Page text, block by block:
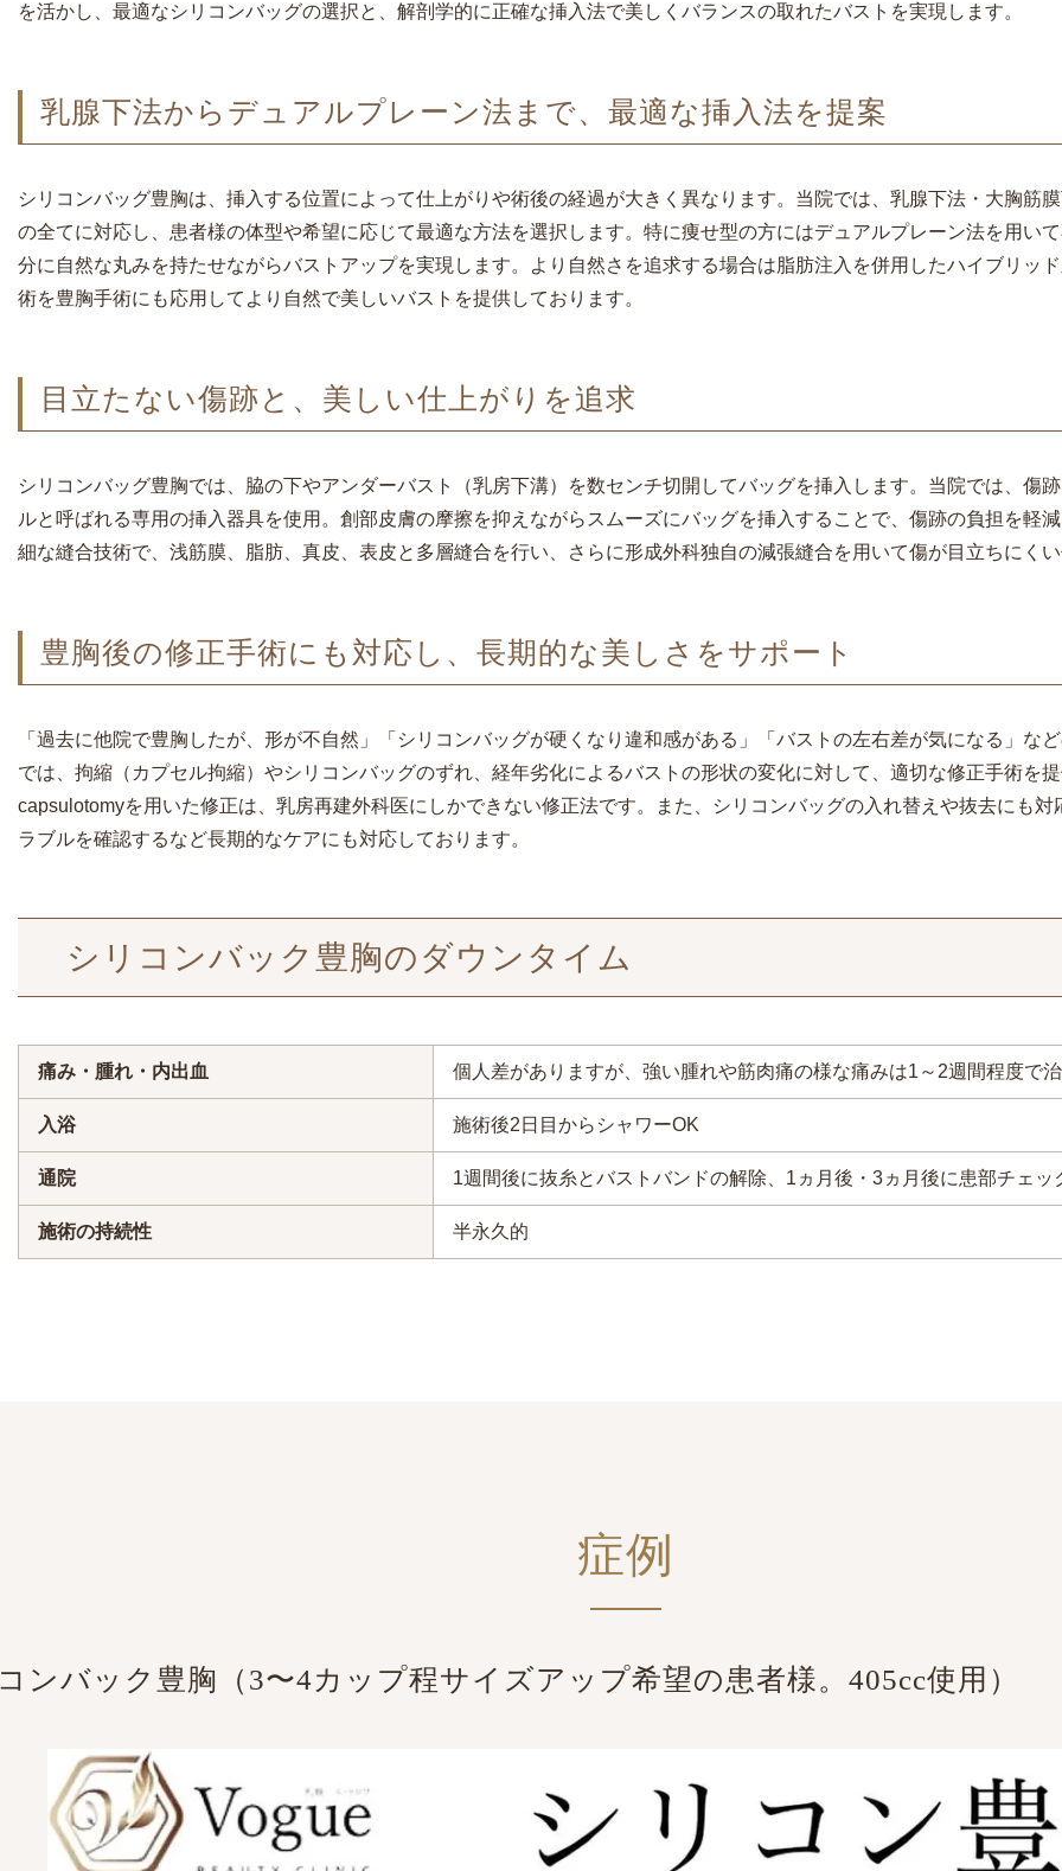
を活かし、最適なシリコンバッグの選択と、解剖学的に正確な挿入法で美しくバランスの取れたバストを実現します。
乳腺下法からデュアルプレーン法まで、最適な挿入法を提案
シリコンバッグ豊胸は、挿入する位置によって仕上がりや術後の経過が大きく異なります。当院では、乳腺下法・大胸筋
の全てに対応し、患者様の体型や希望に応じて最適な方法を選択します。特に痩せ型の方にはデュアルプレーン法を用い
分に自然な丸みを持たせながらバストアップを実現します。より自然さを追求する場合は脂肪注入を併用したハイブリッ
術を豊胸手術にも応用してより自然で美しいバストを提供しております。
目立たない傷跡と、美しい仕上がりを追求
シリコンバッグ豊胸では、脇の下やアンダーバスト（乳房下溝）を数センチ切開してバッグを挿入します。当院では、傷
ルと呼ばれる専用の挿入器具を使用。創部皮膚の摩擦を抑えながらスムーズにバッグを挿入することで、傷跡の負担を軽
細な縫合技術で、浅筋膜、脂肪、真皮、表皮と多層縫合を行い、さらに形成外科独自の減張縫合を用いて傷が目立ちにく
豊胸後の修正手術にも対応し、長期的な美しさをサポート
「過去に他院で豊胸したが、形が不自然」「シリコンバッグが硬くなり違和感がある」「バストの左右差が気になる」な
では、拘縮（カプセル拘縮）やシリコンバッグのずれ、経年劣化によるバストの形状の変化に対して、適切な修正手術を
capsulotomyを用いた修正は、乳房再建外科医にしかできない修正法です。また、シリコンバッグの入れ替えや抜去にも
ラブルを確認するなど長期的なケアにも対応しております。
シリコンバック豊胸のダウンタイム
痛み・腫れ・内出血 個人差がありますが、強い腫れや筋肉痛の様な痛みは1～2週間程度で
入浴 施術後2日目からシャワーOK
通院 1週間後に抜糸とバストバンドの解除、1ヵ月後・3ヵ月後に患部チェ
施術の持続性 半永久的
症例
ンバック豊胸（3〜4カップ程サイズアップ希望の患者様。405cc使用）